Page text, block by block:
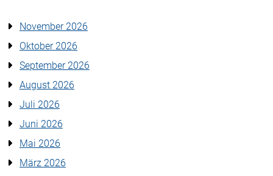
November 2026
Oktober 2026
September 2026
August 2026
Juli 2026
Juni 2026
Mai 2026
März 2026